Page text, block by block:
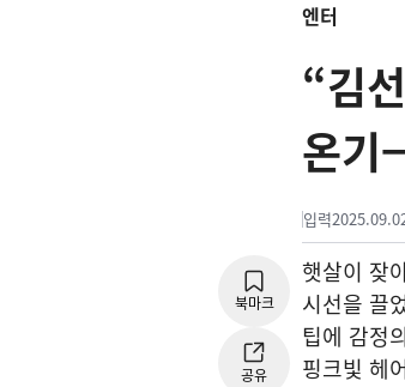
엔터
“김
온기
입력
북마크
공유
햇살이 잦
시선을 끌
팁에 감정
핑크빛 헤